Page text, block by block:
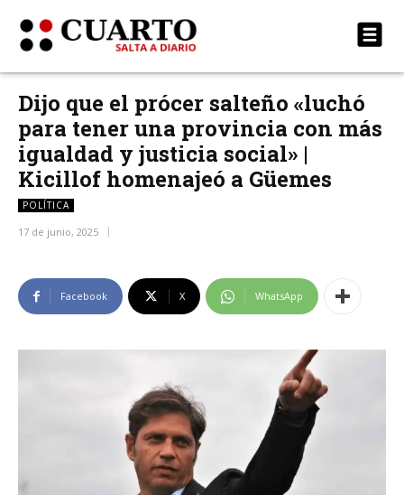
Dijo que el prócer salteño «luchó
para tener una provincia con más
igualdad y justicia social» |
Kicillof homenajeó a Güemes
POLÍTICA
17 de junio, 2025
Facebook X WhatsApp